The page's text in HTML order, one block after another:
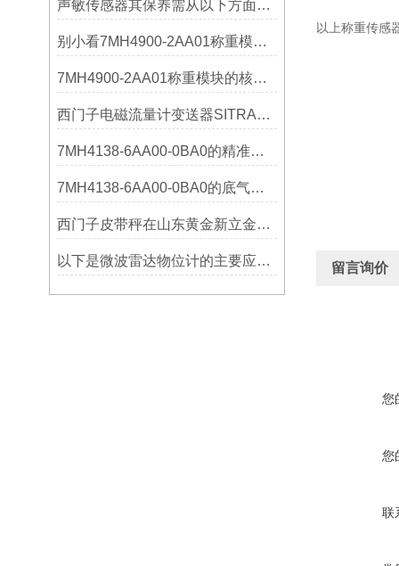
声敏传感器其保养需从以下方面入手
别小看7MH4900-2AA01称重模块！这些你日常接触的领域，早已离不开它
7MH4900-2AA01称重模块的核心亮点，藏着让效率翻倍的“关键密码”
西门子电磁流量计变送器SITRANS FMT020的功能
7MH4138-6AA00-0BA0的精准从何而来？关键组成部分，藏着答案！
7MH4138-6AA00-0BA0的底气：这些核心功能，让精准称重不再是难题
西门子皮带秤在山东黄金新立金矿的成功应用
以下是微波雷达物位计的主要应用领域及具体场景分析
以上称重传感
留言询价
您
您
联